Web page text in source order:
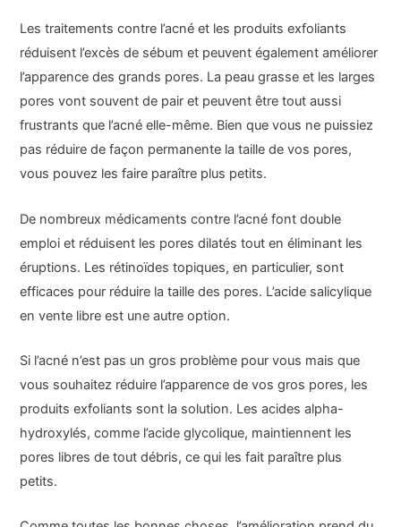
Les traitements contre l’acné et les produits exfoliants
réduisent l’excès de sébum et peuvent également améliorer
l’apparence des grands pores. La peau grasse et les larges
pores vont souvent de pair et peuvent être tout aussi
frustrants que l’acné elle-même. Bien que vous ne puissiez
pas réduire de façon permanente la taille de vos pores,
vous pouvez les faire paraître plus petits.
De nombreux médicaments contre l’acné font double
emploi et réduisent les pores dilatés tout en éliminant les
éruptions. Les rétinoïdes topiques, en particulier, sont
efficaces pour réduire la taille des pores. L’acide salicylique
en vente libre est une autre option.
Si l’acné n’est pas un gros problème pour vous mais que
vous souhaitez réduire l’apparence de vos gros pores, les
produits exfoliants sont la solution. Les acides alpha-
hydroxylés, comme l’acide glycolique, maintiennent les
pores libres de tout débris, ce qui les fait paraître plus
petits.